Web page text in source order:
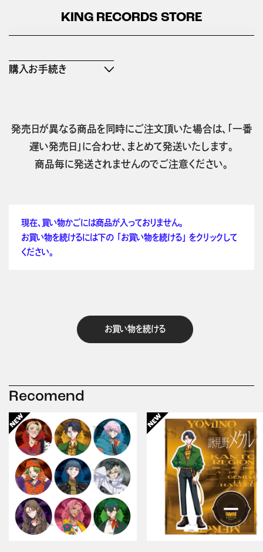
KING RECORDS STORE
購入お手続き
発売日が異なる商品を同時にご注文頂いた場合は、「一番
遅い発売日」に合わせ、まとめて発送いたします。
商品毎に発送されませんのでご注意ください。
現在、買い物かごには商品が入っておりません。
お買い物を続けるには下の 「お買い物を続ける」 をクリックして
ください。
お買い物を続ける
Recomend